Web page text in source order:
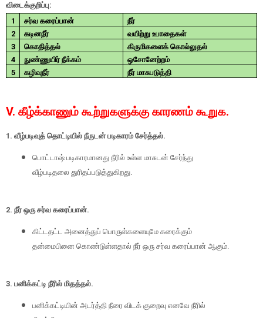
விடைக்குறிப்பு:
1
சர்வ கரைப்பான்
நீர்
2
கடினநீர்
வயிற்று உபாதைகள்
3
கொதித்தல்
கிருமிகளைக் கொல்லுதல்
4
நுண்ணுயிர் நீக்கம்
ஒசோனேற்றம்
5
கழிவுநீர் நீர் மாசுபடுத்தி
V. கீழ்க்காணும் கூற்றுகளுக்கு காரணம் கூறுக.
1. வீழ்படிவுத் தொட்டியில் நீருடன் படிகாரம் சேர்த்தல்.
பொட்டாஷ் படிகாரமானது நீரில் உள்ள மாசுடன் சேர்ந்து
வீழ்படிதலை துரிதப்படுத்துகிறது.
2. நீர் ஒரு சர்வ கரைப்பான்.
கிட்டதட்ட அனைத்துப் பொருள்களையுமே கரைக்கும்
தன்மைபினை கொண்டுள்ளதால் நீர் ஒரு சர்வ கரைப்பான் ஆகும்.
3. பனிக்கட்டி நீரில் மிதத்தல்.
பனிக்கட்டியின் அடர்த்தி நீரை விடக் குறைவு எனவே நீரில்